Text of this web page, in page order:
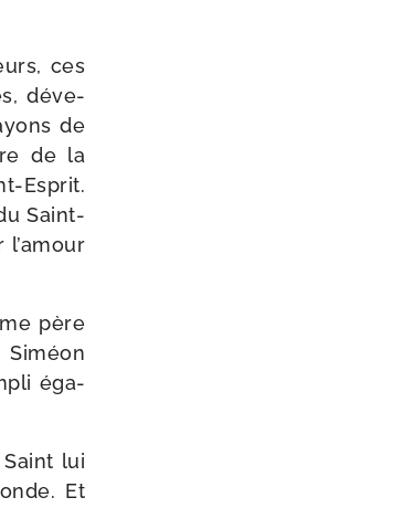
ces
déve­
de
de la
​Esprit.
Saint-​
père
éga­
Saint lui
Et